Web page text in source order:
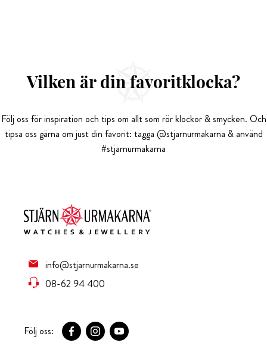
Vilken är din favoritklocka?
Följ oss för inspiration och tips om allt som rör klockor & smycken. Och
tipsa oss gärna om just din favorit: tagga @stjarnurmakarna & använd
#stjarnurmakarna
info@stjarnurmakarna.se
08-62 94 400
Följ oss: